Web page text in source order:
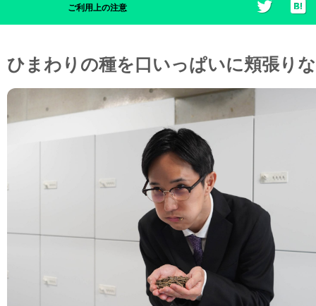
ご利用上の注意
ひまわりの種を口いっぱいに頬張り